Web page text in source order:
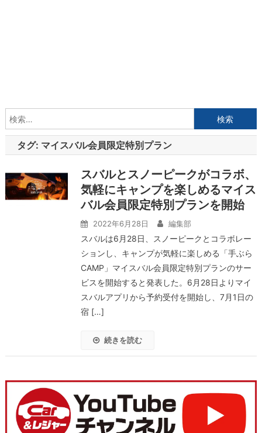
索:
タグ: マイスバル会員限定特別プラン
スバルとスノーピークがコラボ、
気軽にキャンプを楽しめるマイス
バル会員限定特別プランを開始
2022年6月28日 編集部
スバルは6月28日、スノーピークとコラボレー
ションし、キャンプが気軽に楽しめる「手ぶら
CAMP」マイスバル会員限定特別プランのサー
ビスを開始すると発表した。6月28日よりマイ
スバルアプリから予約受付を開始し、7月1日の
宿 […]
続きを読む